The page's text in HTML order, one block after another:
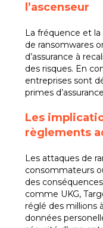
l’ascenseur
La fréquence et
de ransomwares
d’assurance à
des risques. En
entreprises sont
primes
Les i
règlements
Les attaques de
consommateurs
des
comme UKG,
réglé des millions
données